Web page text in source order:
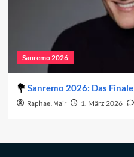
Sanremo 2026
Sanremo 2026: Das Finale
Raphael Mair 1. März 2026